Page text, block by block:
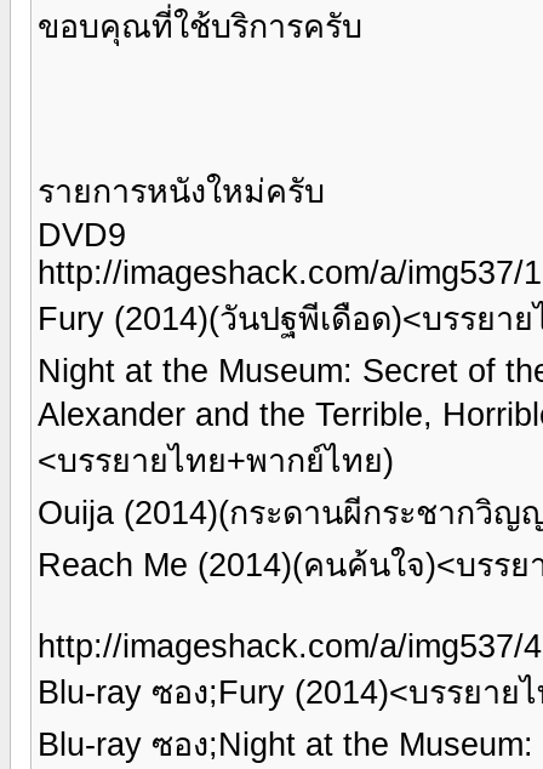
ขอบคุณที่ใช้บริการครับ
รายการหนังใหม่ครับ
DVD9
http://imageshack.com/a/img537/
Fury (2014)(วันปฐพีเดือด)<บรรยา
Night at the Museum: Secret of
Alexander and the Terrible,
<บรรยายไทย+พากย์ไทย)
Ouija (2014)(กระดานผีกระชากวิ
Reach Me (2014)(คนค้นใจ)<บรร
http://imageshack.com/a/img537/
Blu-ray ซอง;Fury (2014)<บรรยาย
Blu-ray ซอง;Night at the